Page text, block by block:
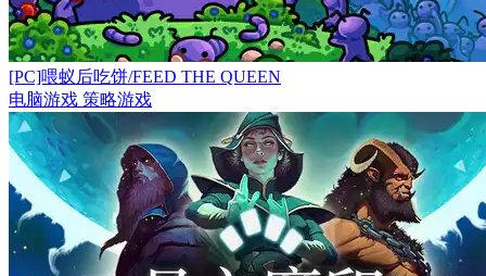
[PC]喂蚁后吃饼/FEED THE QUEEN
电脑游戏 策略游戏